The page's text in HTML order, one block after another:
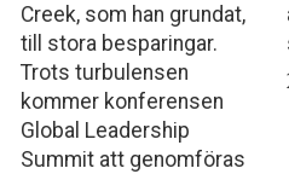
Creek, som han grundat,
till stora besparingar.
Trots turbulensen
kommer konferensen
Global Leadership
Summit att genomföras